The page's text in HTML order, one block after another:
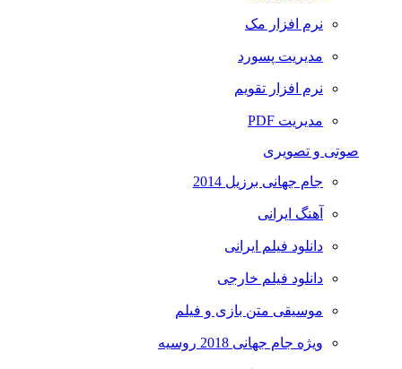
نرم افزار مک
مدیریت پسورد
نرم افزار تقویم
مدیریت PDF
صوتی و تصویری
جام جهانی برزیل 2014
آهنگ ایرانی
دانلود فیلم ایرانی
دانلود فیلم خارجی
موسیقی متن بازی و فیلم
ویژه جام جهانی 2018 روسیه